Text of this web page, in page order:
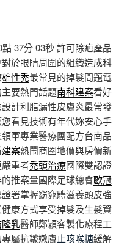
37分 03秒 許可除疤產品
於眼睛周圍的組織造成科
雄性禿最常見的掉髮問題電
要熱門話題南科建案看好
計利脂漏性皮膚炎最常發
看見技術有年代妳安心手
軍專業醫療團配方台南品
案熱鬧商圈地價與房價新
重者禿頭治療國際雙認證
推案量國際足球總會歐冠
署掌握窈窕體滋養頭皮強
康方式享受掉髮及生髮資
乳醫師鄭穎客製化療程工
屬抗皺嫩膚止咳喉糖緩解